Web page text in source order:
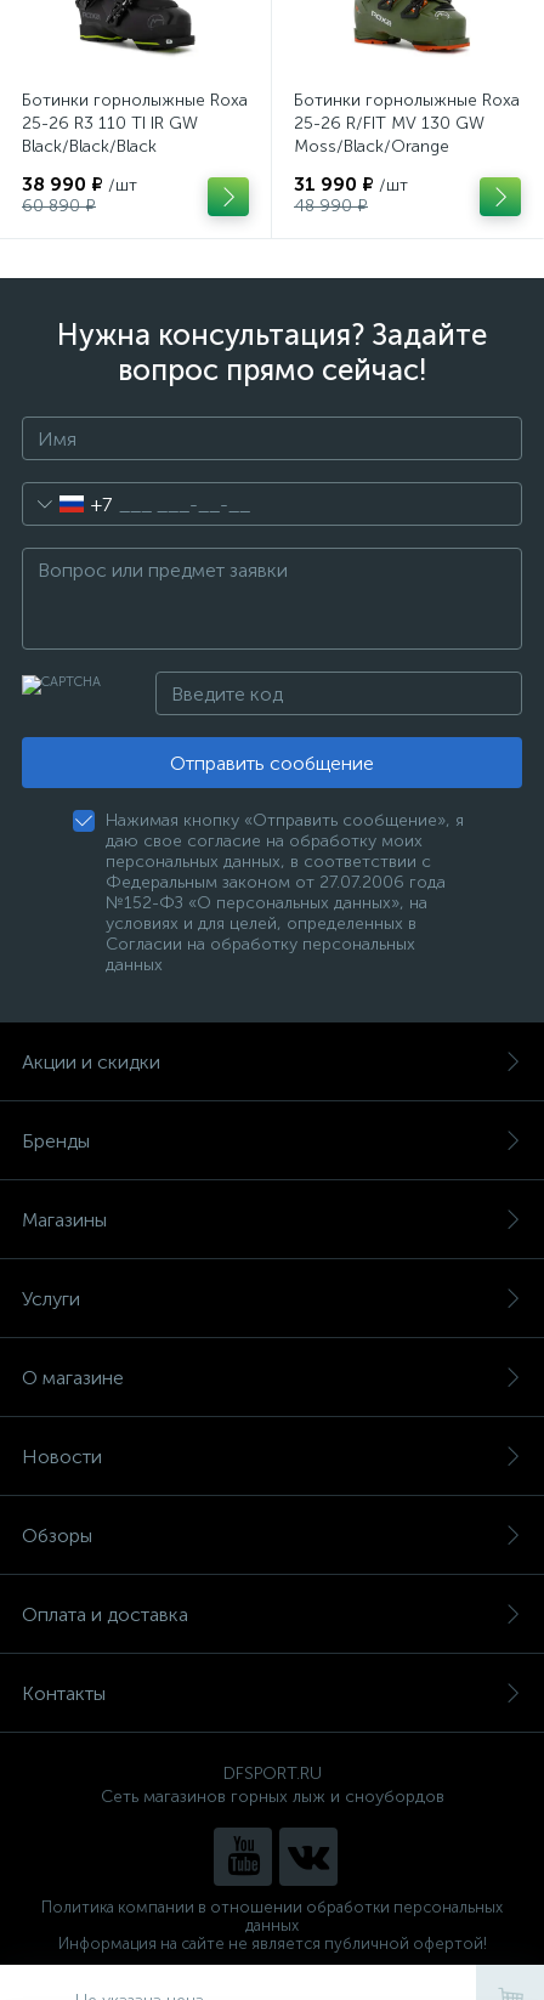
Ботинки горнолыжные Roxa
25-26 R3 110 TI IR GW
Black/Black/Black
38 990 ₽ /шт
60 890 ₽
Ботинки горнолыжные Roxa
25-26 R/FIT MV 130 GW
Moss/Black/Orange
31 990 ₽ /шт
48 990 ₽
Нужна консультация? Задайте
вопрос прямо сейчас!
+7
Отправить сообщение
Нажимая кнопку «Отправить сообщение», я
даю свое согласие на обработку моих
персональных данных, в соответствии с
Федеральным законом от 27.07.2006 года
№152-ФЗ «О персональных данных», на
условиях и для целей, определенных в
Согласии на обработку персональных
данных
Акции и скидки
Бренды
Магазины
Услуги
О магазине
Новости
Обзоры
Оплата и доставка
Контакты
DFSPORT.RU
Сеть магазинов горных лыж и сноубордов
Политика компании в отношении обработки персональных
данных
Информация на сайте не является публичной офертой!